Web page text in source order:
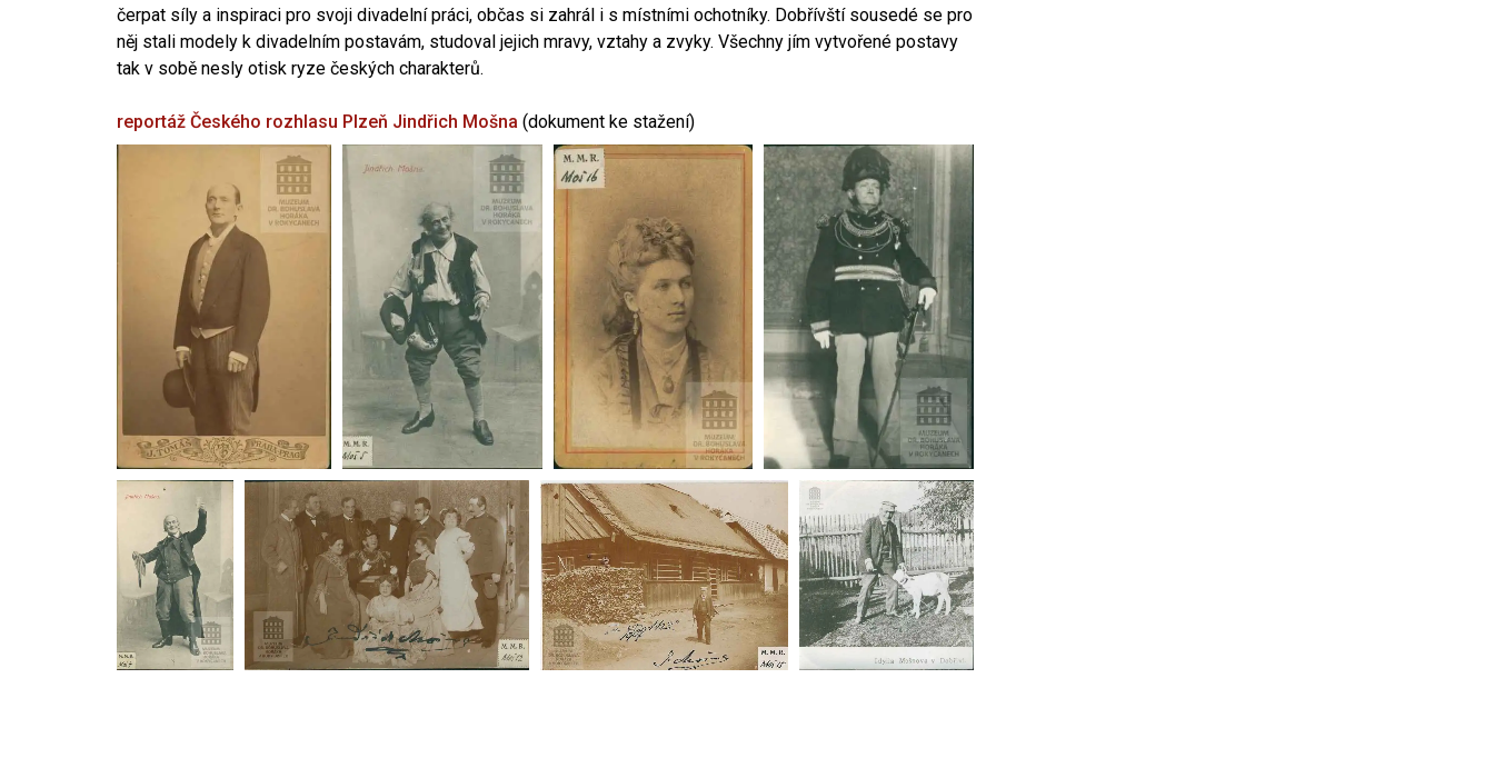
čerpat síly a inspiraci pro svoji divadelní práci, občas si zahrál i s místními ochotníky. Dobřívští sousedé se pro
něj stali modely k divadelním postavám, studoval jejich mravy, vztahy a zvyky. Všechny jím vytvořené postavy
tak v sobě nesly otisk ryze českých charakterů.
reportáž Českého rozhlasu Plzeň Jindřich Mošna (dokument ke stažení)